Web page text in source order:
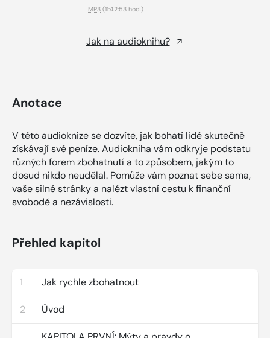
MP3 (11:42:53 hod.)
Jak na audioknihu?
Anotace
V této audioknize se dozvíte, jak bohatí lidé skutečně
získávají své peníze. Audiokniha vám odkryje podstatu
různých forem zbohatnutí a to způsobem, jakým to
dosud nikdo neudělal. Pomůže vám poznat sebe sama,
vaše silné stránky a nalézt vlastní cestu k finanční
svobodě a nezávislosti.
Přehled kapitol
1 Jak rychle zbohatnout
2 Úvod